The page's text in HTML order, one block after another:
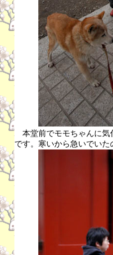
本堂前でモモちゃんに気
です。寒いから急いでいた